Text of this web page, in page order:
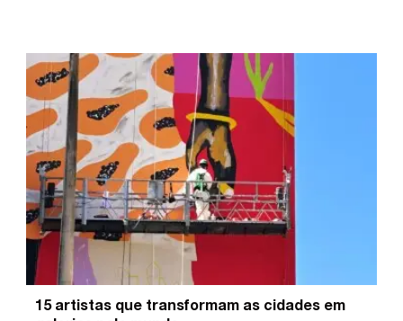
15 artistas que transformam as cidades em